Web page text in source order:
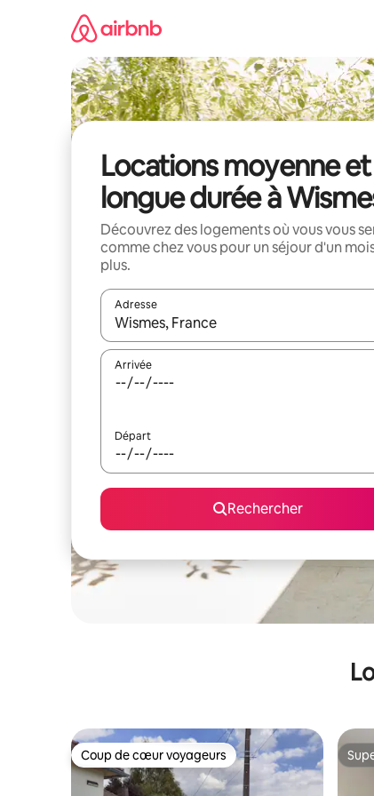
Locations moyenne et
longue durée à
Découvrez des logements où vous vous
comme chez vous pour un séjour d'un
plus.
Adresse
Lorsque les résultats s'affichent, utilisez les
Arrivée
Départ
Rechercher
Coup de cœur voyageurs
Coup de cœur voyageurs